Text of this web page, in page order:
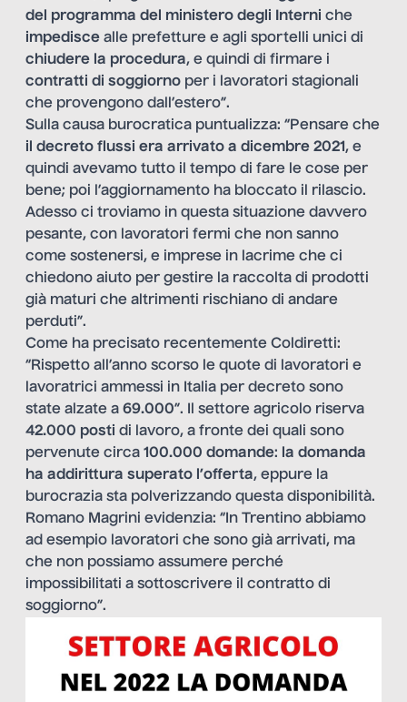
del programma del ministero degli Interni che
impedisce alle prefetture e agli sportelli unici di
chiudere la procedura, e quindi di firmare i
contratti di soggiorno per i lavoratori stagionali
che provengono dall’estero”.
Sulla causa burocratica puntualizza: “Pensare che
il decreto flussi era arrivato a dicembre 2021 , e
quindi avevamo tutto il tempo di fare le cose per
bene; poi l’aggiornamento ha bloccato il rilascio.
Adesso ci troviamo in questa situazione davvero
pesante, con lavoratori fermi che non sanno
come sostenersi, e imprese in lacrime che ci
chiedono aiuto per gestire la raccolta di prodotti
già maturi che altrimenti rischiano di andare
perduti”.
Come ha precisato recentemente Coldiretti:
“Rispetto all’anno scorso le quote di lavoratori e
lavoratrici ammessi in Italia per decreto sono
state alzate a 69.000”. Il settore agricolo riserva
42.000 posti di lavoro, a fronte dei quali sono
pervenute circa 100.000 domande: la domanda
ha addirittura superato l’offerta, eppure la
burocrazia sta polverizzando questa disponibilità.
Romano Magrini evidenzia: “In Trentino abbiamo
ad esempio lavoratori che sono già arrivati, ma
che non possiamo assumere perché
impossibilitati a sottoscrivere il contratto di
soggiorno”.